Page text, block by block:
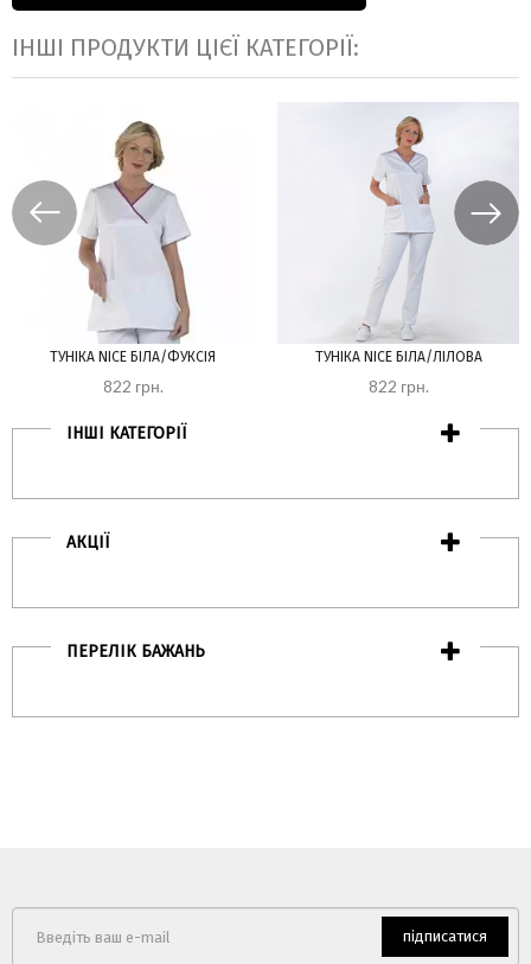
ІНШІ ПРОДУКТИ ЦІЄЇ КАТЕГОРІЇ:
ТУНІКА NICE БІЛА/ФУКСІЯ
822 грн.
ТУНІКА NICE БІЛА/ЛІЛОВА
822 грн.
ІНШІ КАТЕГОРІЇ
АКЦІЇ
ПЕРЕЛІК БАЖАНЬ
підписатися